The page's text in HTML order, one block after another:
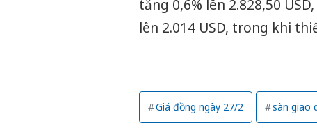
tăng 0,6% lên 2.828,50
lên 2.014 USD, trong khi
Giá đồng ngày 27/2 sàn giao